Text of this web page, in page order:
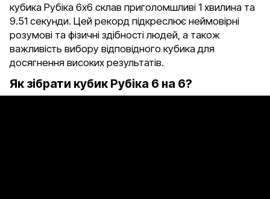
кубика Рубіка 6х6 склав приголомшливі 1 хвилина та
9.51 секунди. Цей рекорд підкреслює неймовірні
розумові та фізичні здібності людей, а також
важливість вибору відповідного кубика для
досягнення високих результатів.
Як зібрати кубик Рубіка 6 на 6?